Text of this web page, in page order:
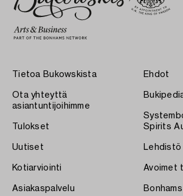
Tietoa Bukowskista
Ota yhteyttä
asiantuntijoihimme
Tulokset
Uutiset
Kotiarviointi
Asiakaspalvelu
Ehdot
Spirits
Lehdistö
Avoimet